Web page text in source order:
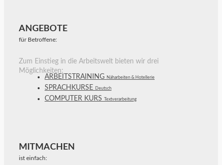
ANGEBOTE
für Betroffene:
Zum Einstieg in die Arbeitswelt bieten wir drei
Möglichkeiten:
ARBEITSTRAINING Näharbeiten & Hotellerie
SPRACHKURSE Deutsch
COMPUTER KURS Textverarbeitung
MITMACHEN
ist einfach: